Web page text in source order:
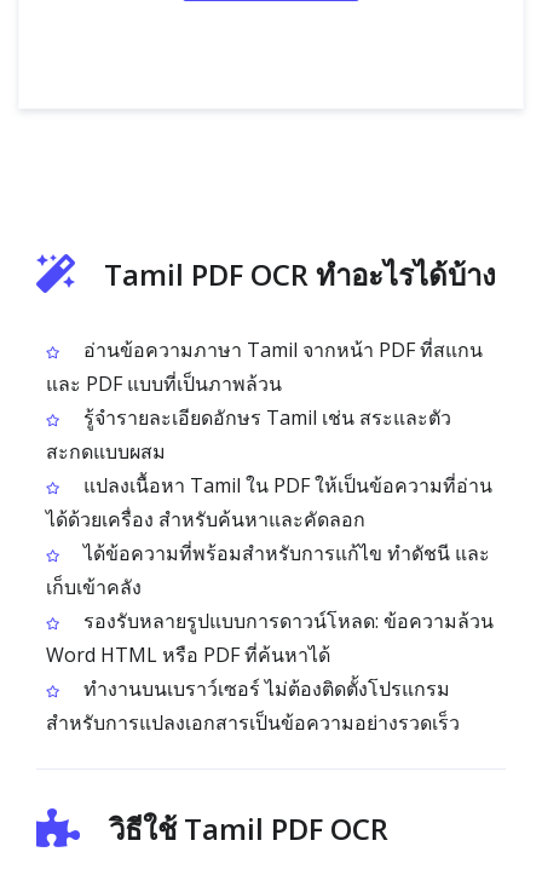
Tamil PDF OCR ทำอะไรได้บ้าง
อ่านข้อความภาษา Tamil จากหน้า PDF ที่สแกน
และ PDF แบบที่เป็นภาพล้วน
รู้จำรายละเอียดอักษร Tamil เช่น สระและตัว
สะกดแบบผสม
แปลงเนื้อหา Tamil ใน PDF ให้เป็นข้อความที่อ่าน
ได้ด้วยเครื่อง สำหรับค้นหาและคัดลอก
ได้ข้อความที่พร้อมสำหรับการแก้ไข ทำดัชนี และ
เก็บเข้าคลัง
รองรับหลายรูปแบบการดาวน์โหลด: ข้อความล้วน
Word HTML หรือ PDF ที่ค้นหาได้
ทำงานบนเบราว์เซอร์ ไม่ต้องติดตั้งโปรแกรม
สำหรับการแปลงเอกสารเป็นข้อความอย่างรวดเร็ว
วิธีใช้ Tamil PDF OCR